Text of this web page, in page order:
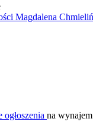
na wynajem